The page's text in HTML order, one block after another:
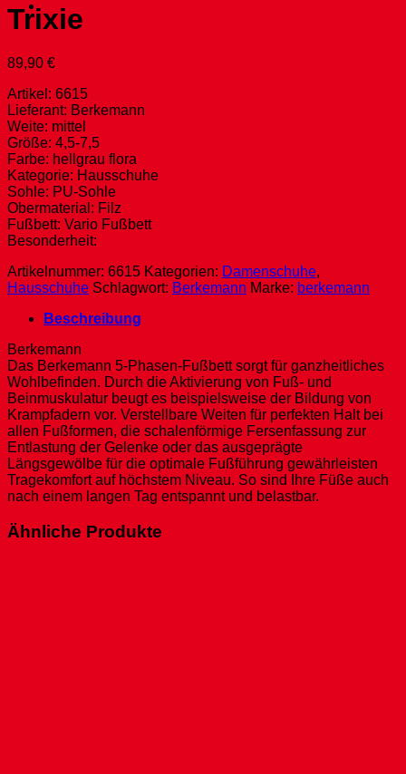
Trixie
89,90 €
Artikel: 6615
Lieferant: Berkemann
Weite: mittel
Größe: 4,5-7,5
Farbe: hellgrau flora
Kategorie: Hausschuhe
Sohle: PU-Sohle
Obermaterial: Filz
Fußbett: Vario Fußbett
Besonderheit:
Artikelnummer: 6615 Kategorien: Damenschuhe,
Hausschuhe Schlagwort: Berkemann Marke: berkemann
Beschreibung
Berkemann
Das Berkemann 5-Phasen-Fußbett sorgt für ganzheitliches
Wohlbefinden. Durch die Aktivierung von Fuß- und
Beinmuskulatur beugt es beispielsweise der Bildung von
Krampfadern vor. Verstellbare Weiten für perfekten Halt bei
allen Fußformen, die schalenförmige Fersenfassung zur
Entlastung der Gelenke oder das ausgeprägte
Längsgewölbe für die optimale Fußführung gewährleisten
Tragekomfort auf höchstem Niveau. So sind Ihre Füße auch
nach einem langen Tag entspannt und belastbar.
Ähnliche Produkte